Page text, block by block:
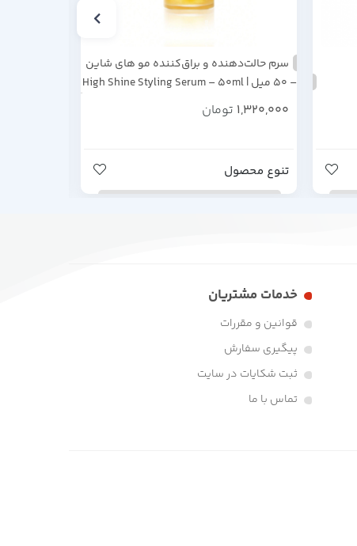
سرم حالت‌دهنده و براق‌کننده مو های شاین
– ۵۰ میل | High Shine Styling Serum – 50ml
(در دو مدل)
1,320,000 تومان
تنوع محصول
خدمات مشتریان
قوانین و مقررات
پیگیری سفارش
ثبت شکایات در سایت
تماس با ما